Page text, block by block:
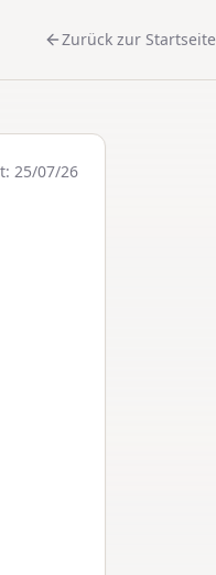
Zurück zur Startseite
: 25/07/26